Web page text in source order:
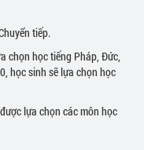
tiếp.
chọn học tiếng Pháp, Đức,
học sinh sẽ lựa chọn học
lựa chọn các môn học